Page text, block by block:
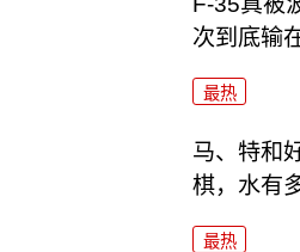
次到底输
最热
马、特和
棋，水有
最热